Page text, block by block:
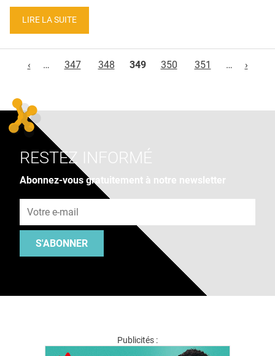
LIRE LA SUITE
‹
… 347 348 349 350 351 … ›
RESTEZ INFORMÉ
Abonnez-vous gratuitement à notre newsletter
S'ABONNER
Publicités :